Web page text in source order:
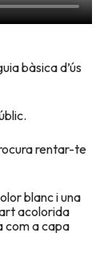
bàsica d’ús
rentar-te
blanc i una
acolorida
com a capa